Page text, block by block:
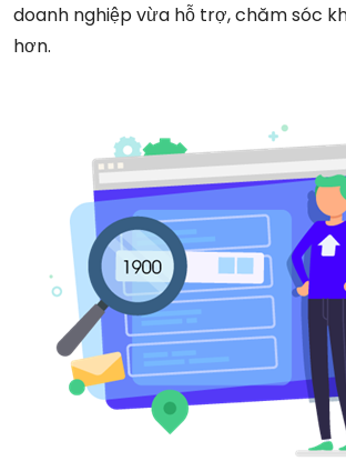
doanh nghiệp vừa hỗ trợ, chăm sóc
hơn.